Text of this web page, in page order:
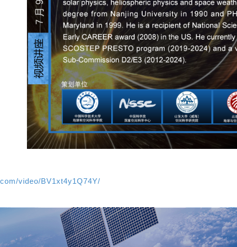
video/BV1xt4y1Q74Y/